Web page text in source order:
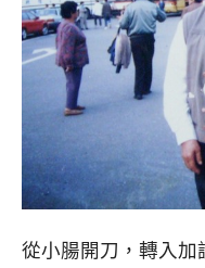
從小腸開刀，轉入加